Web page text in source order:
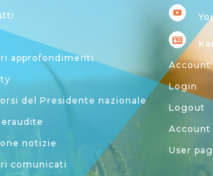
approfondimenti
del Presidente nazionale
notizie
comunicati
Account
Login
Logout
Account
User